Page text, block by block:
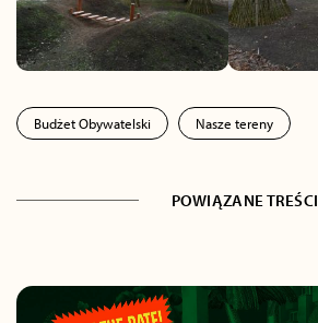
Budżet Obywatelski Nasze tereny
POWIĄZANE TREŚCI